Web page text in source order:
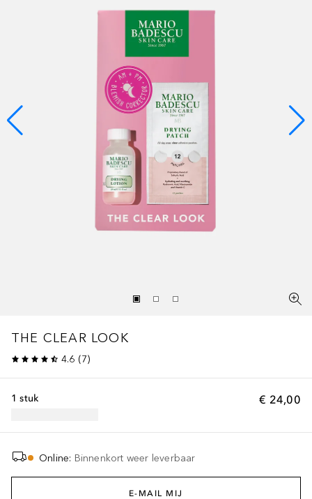
THE CLEAR LOOK
4.6 (7)
€ 24,00
1 stuk
Online: Binnenkort weer leverbaar
E-MAIL MIJ